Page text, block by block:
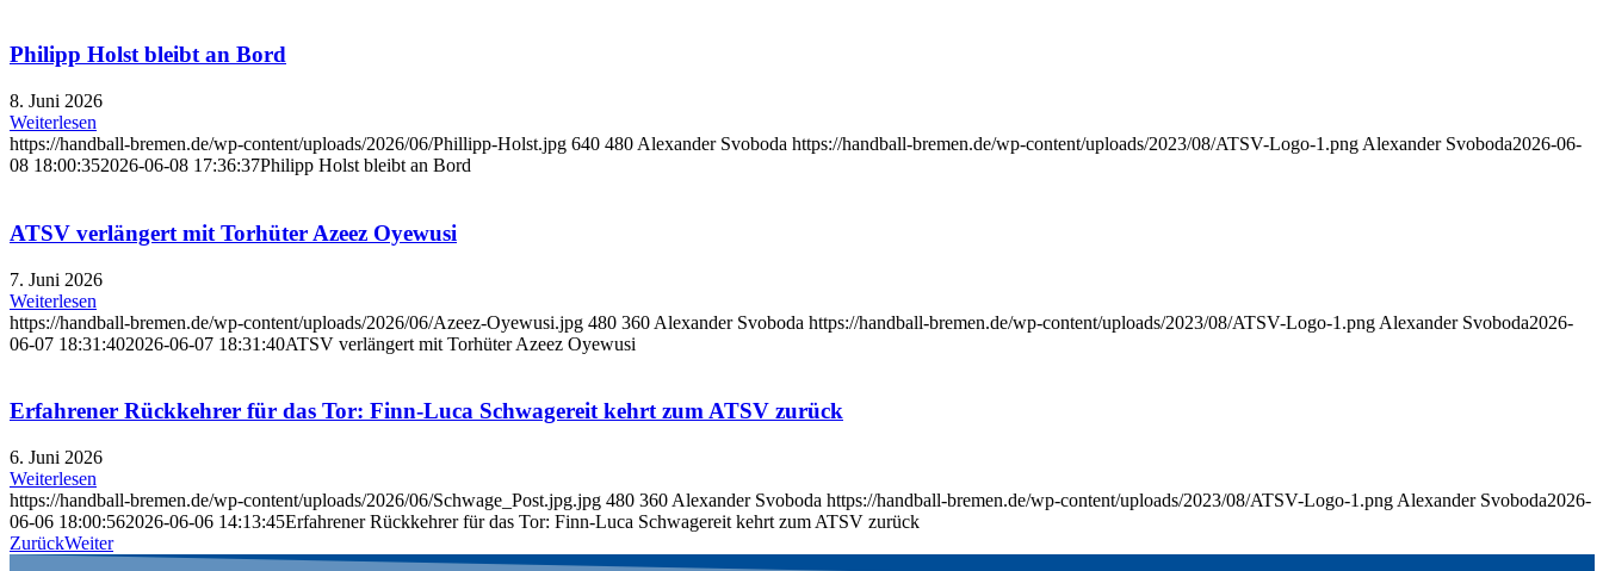
Philipp Holst bleibt an Bord
8. Juni 2026
Weiterlesen
https://handball-bremen.de/wp-content/uploads/2026/06/Phillipp-Holst.jpg 640 480 Alexander Svoboda https://handball-bremen.de/wp-content/uploads/2023/08/ATSV-Logo-1.png Alexander Svoboda2026-06-
08 18:00:352026-06-08 17:36:37Philipp Holst bleibt an Bord
ATSV verlängert mit Torhüter Azeez Oyewusi
7. Juni 2026
Weiterlesen
https://handball-bremen.de/wp-content/uploads/2026/06/Azeez-Oyewusi.jpg 480 360 Alexander Svoboda https://handball-bremen.de/wp-content/uploads/2023/08/ATSV-Logo-1.png Alexander Svoboda2026-
06-07 18:31:402026-06-07 18:31:40ATSV verlängert mit Torhüter Azeez Oyewusi
Erfahrener Rückkehrer für das Tor: Finn-Luca Schwagereit kehrt zum ATSV zurück
6. Juni 2026
Weiterlesen
https://handball-bremen.de/wp-content/uploads/2026/06/Schwage_Post.jpg.jpg 480 360 Alexander Svoboda https://handball-bremen.de/wp-content/uploads/2023/08/ATSV-Logo-1.png Alexander Svoboda2026-
06-06 18:00:562026-06-06 14:13:45Erfahrener Rückkehrer für das Tor: Finn-Luca Schwagereit kehrt zum ATSV zurück
ZurückWeiter